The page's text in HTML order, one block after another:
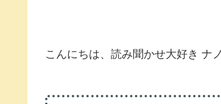
こんにちは、読み聞かせ大好き ナ